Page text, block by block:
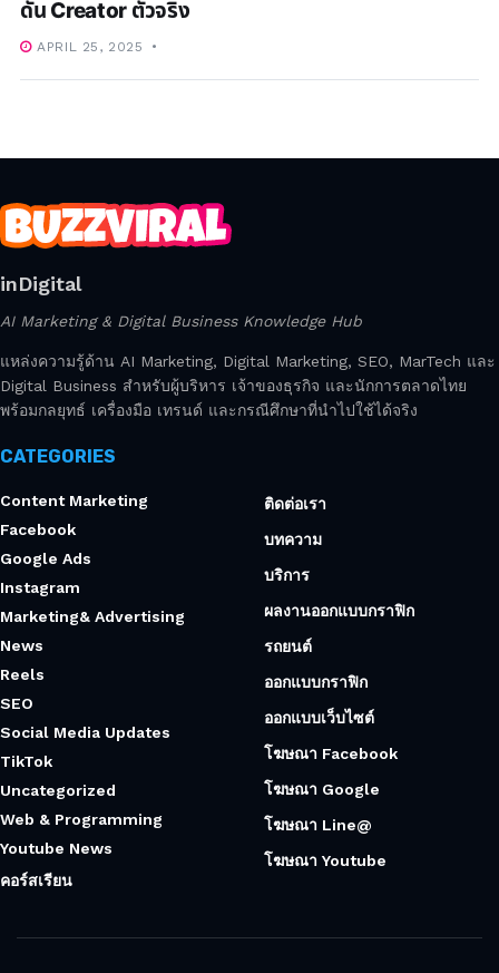
ดัน Creator ตัวจริง
APRIL 25, 2025
inDigital
AI Marketing & Digital Business Knowledge Hub
แหล่งความรู้ด้าน AI Marketing, Digital Marketing, SEO, MarTech และ
Digital Business สำหรับผู้บริหาร เจ้าของธุรกิจ และนักการตลาดไทย
พร้อมกลยุทธ์ เครื่องมือ เทรนด์ และกรณีศึกษาที่นำไปใช้ได้จริง
CATEGORIES
Content Marketing
Facebook
Google Ads
Instagram
Marketing& Advertising
News
Reels
SEO
Social Media Updates
TikTok
Uncategorized
Web & Programming
Youtube News
คอร์สเรียน
ติดต่อเรา
บทความ
บริการ
ผลงานออกแบบกราฟิก
รถยนต์
ออกแบบกราฟิก
ออกแบบเว็บไซต์
โฆษณา Facebook
โฆษณา Google
โฆษณา Line@
โฆษณา Youtube